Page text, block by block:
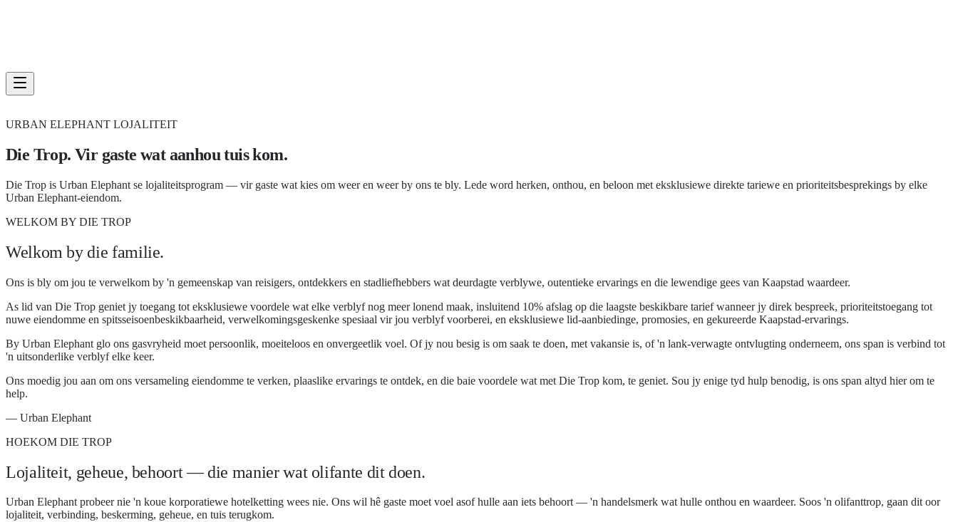
URBAN ELEPHANT LOJALITEIT
Die Trop. Vir gaste wat aanhou tuis kom.
Die Trop is Urban Elephant se lojaliteitsprogram — vir gaste wat kies om weer en weer by ons te bly. Lede word herken, onthou, en beloon met eksklusiewe direkte tariewe en prioriteitsbesprekings by elke
Urban Elephant-eiendom.
WELKOM BY DIE TROP
Welkom by die familie.
Ons is bly om jou te verwelkom by 'n gemeenskap van reisigers, ontdekkers en stadliefhebbers wat deurdagte verblywe, outentieke ervarings en die lewendige gees van Kaapstad waardeer.
As lid van Die Trop geniet jy toegang tot eksklusiewe voordele wat elke verblyf nog meer lonend maak, insluitend 10% afslag op die laagste beskikbare tarief wanneer jy direk bespreek, prioriteitstoegang tot
nuwe eiendomme en spitsseisoenbeskikbaarheid, verwelkomingsgeskenke spesiaal vir jou verblyf voorberei, en eksklusiewe lid-aanbiedinge, promosies, en gekureerde Kaapstad-ervarings.
By Urban Elephant glo ons gasvryheid moet persoonlik, moeiteloos en onvergeetlik voel. Of jy nou besig is om saak te doen, met vakansie is, of 'n lank-verwagte ontvlugting onderneem, ons span is verbind tot
'n uitsonderlike verblyf elke keer.
Ons moedig jou aan om ons versameling eiendomme te verken, plaaslike ervarings te ontdek, en die baie voordele wat met Die Trop kom, te geniet. Sou jy enige tyd hulp benodig, is ons span altyd hier om te
help.
— Urban Elephant
HOEKOM DIE TROP
Lojaliteit, geheue, behoort — die manier wat olifante dit doen.
Urban Elephant probeer nie 'n koue korporatiewe hotelketting wees nie. Ons wil hê gaste moet voel asof hulle aan iets behoort — 'n handelsmerk wat hulle onthou en waardeer. Soos 'n olifanttrop, gaan dit oor
lojaliteit, verbinding, beskerming, geheue, en tuis terugkom.